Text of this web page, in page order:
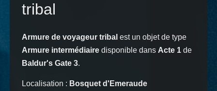
tribal
Armure de voyageur tribal est un objet de type
Armure intermédiaire disponible dans Acte 1 de
Baldur's Gate 3.
Localisation : Bosquet d'Emeraude